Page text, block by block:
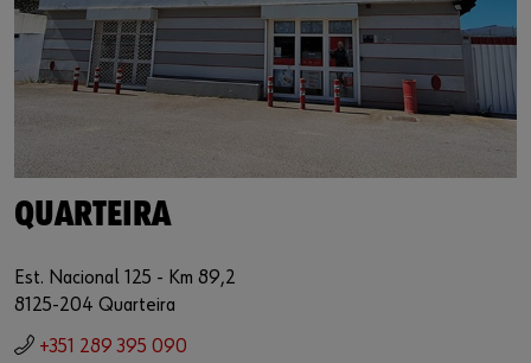
QUARTEIRA
Est. Nacional 125 - Km 89,2
8125-204 Quarteira
+351 289 395 090